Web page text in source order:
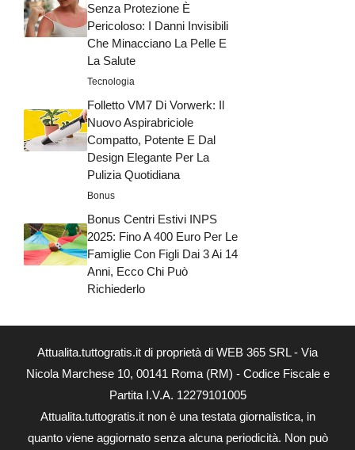
Senza Protezione È
Pericoloso: I Danni Invisibili
Che Minacciano La Pelle E
La Salute
Tecnologia
Folletto VM7 Di Vorwerk: Il
Nuovo Aspirabriciole
Compatto, Potente E Dal
Design Elegante Per La
Pulizia Quotidiana
Bonus
Bonus Centri Estivi INPS
2025: Fino A 400 Euro Per Le
Famiglie Con Figli Dai 3 Ai 14
Anni, Ecco Chi Può
Richiederlo
Attualita.tuttogratis.it di proprietà di WEB 365 SRL - Via
Nicola Marchese 10, 00141 Roma (RM) - Codice Fiscale e
Partita I.V.A. 12279101005
Attualita.tuttogratis.it non è una testata giornalistica, in
quanto viene aggiornato senza alcuna periodicità. Non può